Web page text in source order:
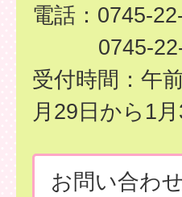
電話：0745-
0745-
受付時間：午
月29日から1
お問い合わせ